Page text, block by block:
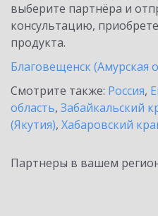
выберите партнёра и
консультацию,
продукта.
Благовещенск (Амурская
Смотрите также: Россия,
область, Забайкальский
(Якутия), Хабаровский
Партнеры в вашем